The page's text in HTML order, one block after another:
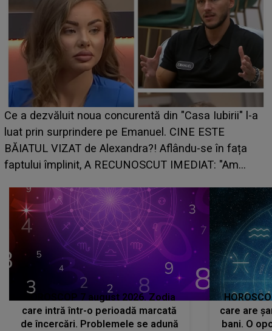
Ce a dezvăluit noua concurentă din "Casa Iubirii" l-a
luat prin surprindere pe Emanuel. CINE ESTE
BĂIATUL VIZAT de Alexandra?! Aflându-se în fața
faptului împlinit, A RECUNOSCUT IMEDIAT: "Am
HOROSCOP 7 august 2026. Zodia
care intră într-o perioadă marcată
de încercări. Problemele se adună
care are
bani. O